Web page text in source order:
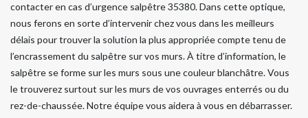
contacter en cas d’urgence salpêtre 35380. Dans cette optique,
nous ferons en sorte d’intervenir chez vous dans les meilleurs
délais pour trouver la solution la plus appropriée compte tenu de
l’encrassement du salpêtre sur vos murs. À titre d’information, le
salpêtre se forme sur les murs sous une couleur blanchâtre. Vous
le trouverez surtout sur les murs de vos ouvrages enterrés ou du
rez-de-chaussée. Notre équipe vous aidera à vous en débarrasser.